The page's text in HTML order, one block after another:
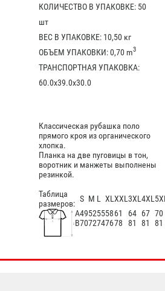
КОЛИЧЕСТВО В УПАКОВКЕ: 50
шт
ВЕС В УПАКОВКЕ: 10,50 кг
ОБЪЕМ УПАКОВКИ: 0,70 m3
ТРАНСПОРТНАЯ УПАКОВКА:
60.0x39.0x30.0
Классическая рубашка поло
прямого кроя из органического
хлопка.
Планка на две пуговицы в тон,
воротник и манжеты выполнены
резинкой.
Таблица
размеров: S M L XL XXL 3XL 4XL
А4952555861 64 67 70
В7072747678 81 81 81